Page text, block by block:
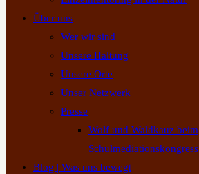
Über uns
Wer wir sind
Unsere Haltung
Unsere Orte
Unser Netzwerk
Presse
Wolf und Waldkauz beim
Schulmediationskongress
Blog | Was uns bewegt